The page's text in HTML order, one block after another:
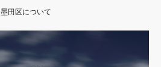
墨田区について